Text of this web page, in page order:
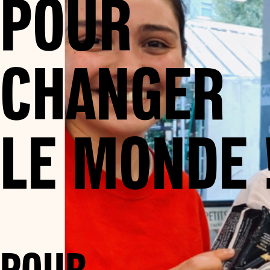
POUR
CHANGER
LE